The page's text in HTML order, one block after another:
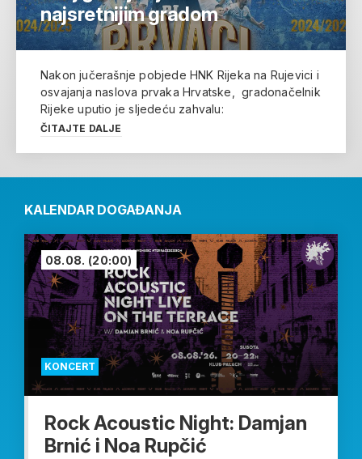
najsretnijim gradom
Nakon jučerašnje pobjede HNK Rijeka na Rujevici i
osvajanja naslova prvaka Hrvatske, gradonačelnik
Rijeke uputio je sljedeću zahvalu:
ČITAJTE DALJE
KALENDAR DOGAĐANJA
KONCERT
08.08. (20:00)
Rock Acoustic Night: Damjan
Brnić i Noa Rupčić